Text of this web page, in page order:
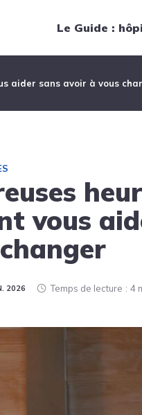
Le Guide :
aider sans avoir à vous
vous
2026 Temps de lecture 4